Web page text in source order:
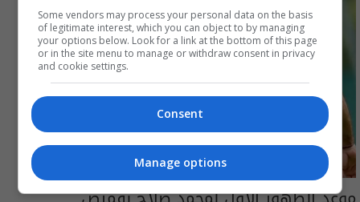
Some vendors may process your personal data on the basis
of legitimate interest, which you can object to by managing
your options below. Look for a link at the bottom of this page
or in the site menu to manage or withdraw consent in privacy
and cookie settings.
Consent
Manage options